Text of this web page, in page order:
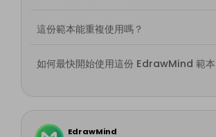
這份範本能重複使用嗎？
如何最快開始使用這份 EdrawMind 範本
EdrawMind